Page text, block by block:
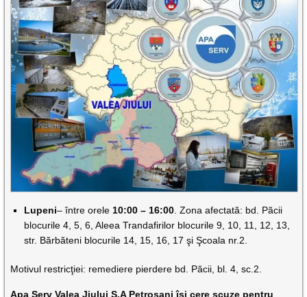
Lupeni– între orele 10:00 – 16:00 . Zona afectată: bd. Păcii
blocurile 4, 5, 6, Aleea Trandafirilor blocurile 9, 10, 11, 12, 13,
str. Bărbăteni blocurile 14, 15, 16, 17 şi Şcoala nr.2.
Motivul restricţiei: remediere pierdere bd. Păcii, bl. 4, sc.2.
Apa Serv Valea Jiului S.A Petroşani îşi cere scuze pentru